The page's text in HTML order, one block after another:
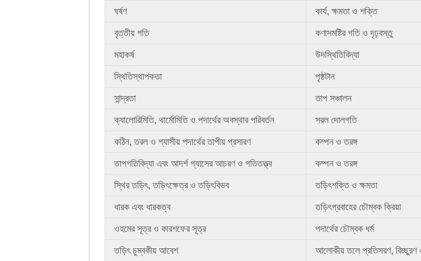
ঘর্ষণ কার্য, ক্ষমতা ও শক্তি
বৃত্তীয় গতি কণাসমষ্টির গতি ও দৃঢ়বস্তু
মহাকর্ষ উদস্থিতিবিদ্যা
স্থিতিস্থাপকতা পৃষ্ঠটান
সান্দ্রতা তাপ সঞ্চালন
ক্যালোরিমিতি, থার্মোমিতি ও পদার্থের অবস্থার পরিবর্তন সরল দোলগতি
কঠিন, তরল ও গ্যাসীয় পদার্থের তাপীয় প্রসারণ কম্পন ও তরঙ্গ
তাপগতিবিদ্যা এবং আদর্শ গ্যাসের আচরণ ও গতিতত্ত্ব কম্পন ও তরঙ্গ
স্থির তড়িৎ, তড়িৎক্ষেত্র ও তড়িৎবিভব তড়িৎশক্তি ও ক্ষমতা
ধারক এবং ধারকত্ব তড়িৎপ্রবাহের চৌম্বক ক্রিয়া
ওহমের সূত্র ও কারশফের সূত্র পদার্থের চৌম্বক ধর্ম
তড়িৎ চুম্বকীয় আবেশ আলোকীয় তলে প্রতিসরণ, বিচ্ছুরণ